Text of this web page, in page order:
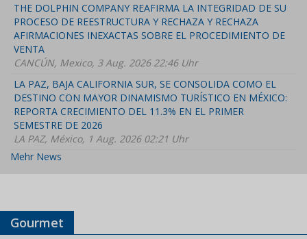
THE DOLPHIN COMPANY REAFIRMA LA INTEGRIDAD DE SU
PROCESO DE REESTRUCTURA Y RECHAZA Y RECHAZA
AFIRMACIONES INEXACTAS SOBRE EL PROCEDIMIENTO DE
VENTA
CANCÚN, Mexico, 3 Aug. 2026 22:46 Uhr
LA PAZ, BAJA CALIFORNIA SUR, SE CONSOLIDA COMO EL
DESTINO CON MAYOR DINAMISMO TURÍSTICO EN MÉXICO:
REPORTA CRECIMIENTO DEL 11.3% EN EL PRIMER
SEMESTRE DE 2026
LA PAZ, México, 1 Aug. 2026 02:21 Uhr
Mehr News
Gourmet